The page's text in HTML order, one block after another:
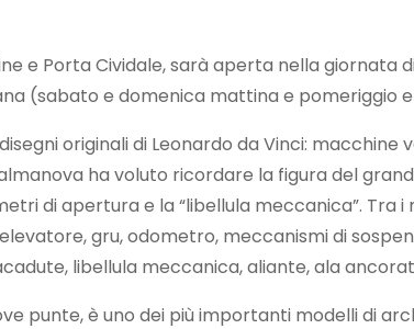
e Porta Cividale, sarà aperta nella giornata
(sabato e domenica mattina e pomeriggio
originali di Leonardo da Vinci:
ha voluto ricordare la figura del
di apertura e la “libellula meccanica”.
gru, odometro, meccanismi di
libellula meccanica, aliante, ala
punte, è uno dei più importanti modelli di